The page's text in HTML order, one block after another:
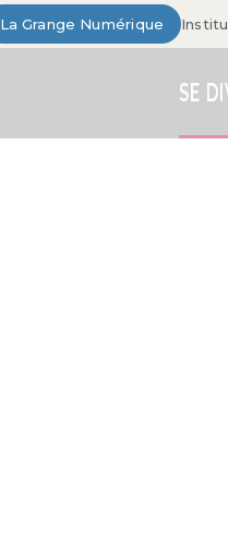
La Grange Numérique
SE